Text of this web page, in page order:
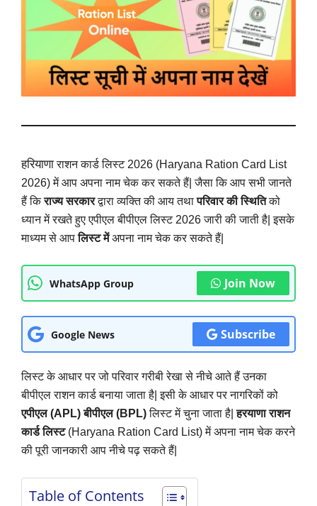
हरियाणाराशन कार्ड लिस्ट 2026 (Haryana Ration Card List
2026) में आप अपना नाम चेक कर सकते हैं| जैसा कि आप सभी जानते
हैं किराज्य सरकारद्वारा व्यक्ति की आय तथापरिवार की स्थितिको
ध्यान में रखते हुए एपीएल बीपीएल लिस्ट 2026 जारी की जाती है| इसके
माध्यम से आपलिस्ट मेंअपना नाम चेक कर सकते हैं|
WhatsApp Group Join Now
Google News Subscribe
लिस्ट के आधार पर जो परिवार गरीबी रेखा से नीचे आते हैं उनका
बीपीएल राशन कार्ड बनाया जाता है|इसी के आधार पर नागरिकों को
एपीएल (APL) बीपीएल (BPL)लिस्ट में चुना जाता है|हरयाणा राशन
कार्ड लिस्ट(Haryana Ration Card List) में अपना नाम चेक करने
की पूरी जानकारी आप नीचे पढ़ सकते हैं|
Table of Contents